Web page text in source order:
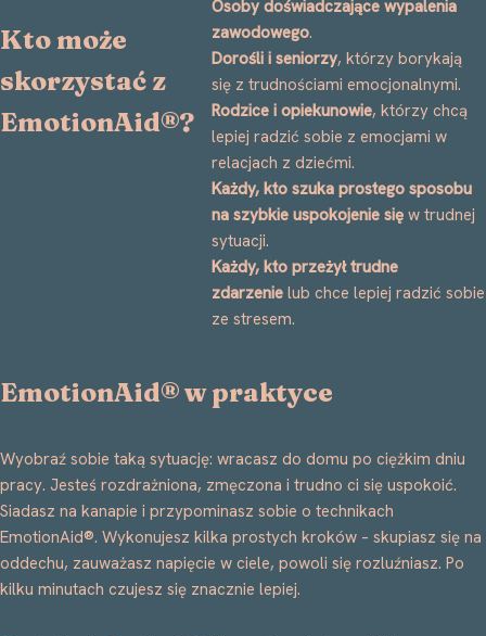
Kto może
skorzystać z
EmotionAid®?
Osoby doświadczające wypalenia
zawodowego.
Dorośli i seniorzy, którzy borykają
się z trudnościami emocjonalnymi.
Rodzice i opiekunowie, którzy chcą
lepiej radzić sobie z emocjami w
relacjach z dziećmi.
Każdy, kto szuka prostego sposobu
na szybkie uspokojenie się w trudnej
sytuacji.
Każdy, kto przeżył trudne
zdarzenie lub chce lepiej radzić sobie
ze stresem.
EmotionAid® w praktyce
Wyobraź sobie taką sytuację: wracasz do domu po ciężkim dniu
pracy. Jesteś rozdrażniona, zmęczona i trudno ci się uspokoić.
Siadasz na kanapie i przypominasz sobie o technikach
EmotionAid®. Wykonujesz kilka prostych kroków – skupiasz się na
oddechu, zauważasz napięcie w ciele, powoli się rozluźniasz. Po
kilku minutach czujesz się znacznie lepiej.